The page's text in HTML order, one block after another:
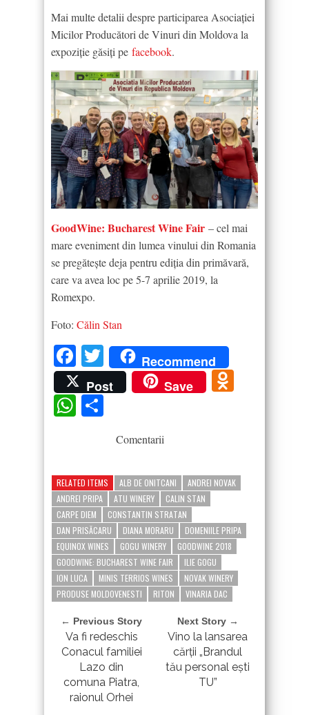
Mai multe detalii despre participarea Asociației
Micilor Producători de Vinuri din Moldova la
expoziție găsiți pe facebook.
GoodWine: Bucharest Wine Fair – cel mai
mare eveniment din lumea vinului din Romania
se pregătește deja pentru ediția din primăvară,
care va avea loc pe 5-7 aprilie 2019, la
Romexpo.
Foto: Călin Stan
Facebook
TwitterRecommend
Post
Save
WhatsApp
Comentarii
RELATED ITEMS ALB DE ONITCANI
ANDREI NOVAK
ANDREI PRIPA
ATU WINERY
CALIN STAN
CARPE DIEM
CONSTANTIN STRATAN
DAN PRISĂCARU
DIANA MORARU
DOMENIILE PRIPA
EQUINOX WINES
GOGU WINERY
GOODWINE 2018
GOODWINE: BUCHAREST WINE FAIR
ILIE GOGU
ION LUCA
MINIS TERRIOS WINES
NOVAK WINERY
PRODUSE MOLDOVENESTI
RITON VINARIA DAC
← Previous Story
Va fi redeschis
Conacul familiei
Lazo din
comuna Piatra,
raionul Orhei
Next Story →
Vino la lansarea
cărții „Brandul
tău personal ești
TU”